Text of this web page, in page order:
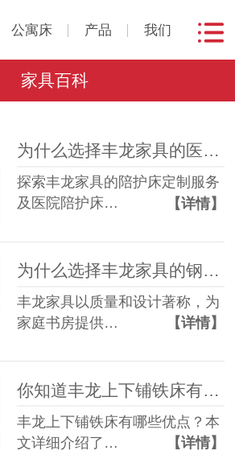
公寓床 产品 我们
家具百科
为什么选择丰龙家具的医院陪护床？
探索丰龙家具的陪护床定制服务
及医院陪护床…
【详情】
为什么选择丰龙家具的钢制书架？
丰龙家具以质量和设计著称，为
家庭书房提供…
【详情】
你知道丰龙上下铺铁床有哪些优势吗？
丰龙上下铺铁床有哪些优点？本
文详细介绍了…
【详情】